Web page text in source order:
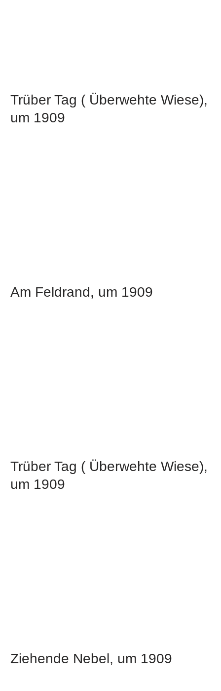
Trüber Tag ( Überwehte Wiese),
um 1909
Am Feldrand, um 1909
Trüber Tag ( Überwehte Wiese),
um 1909
Ziehende Nebel, um 1909